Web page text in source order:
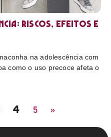
riscos, efeitos e
na adolescência com
como o uso precoce afeta o
4 5 »